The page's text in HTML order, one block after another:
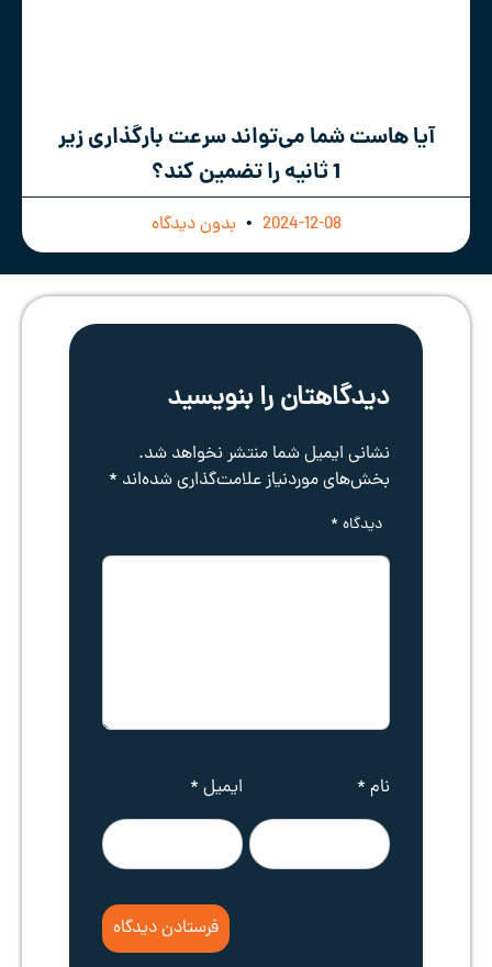
آیا هاست شما می‌تواند سرعت بارگذاری زیر
1 ثانیه را تضمین کند؟
2024-12-08 بدون دیدگاه
دیدگاهتان را بنویسید
نشانی ایمیل شما منتشر نخواهد شد.
بخش‌های موردنیاز علامت‌گذاری شده‌اند *
دیدگاه*
نام * ایمیل *